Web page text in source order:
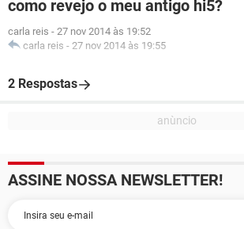
como revejo o meu antigo hi5?
carla reis - 27 nov 2014 às 19:52
carla reis - 27 nov 2014 às 19:55
2 Respostas
ASSINE NOSSA NEWSLETTER!